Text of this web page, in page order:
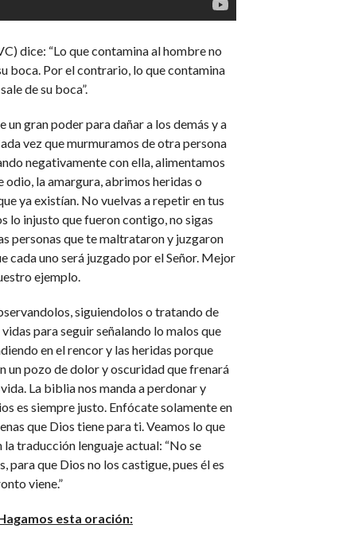
dice: “Lo que contamina al hombre no
boca. Por el contrario, lo que contamina
de su boca”.
un gran poder para dañar a los demás y a
vez que murmuramos de otra persona
negativamente con ella, alimentamos
odio, la amargura, abrimos heridas o
ya existían. No vuelvas a repetir en tus
lo injusto que fueron contigo, no sigas
personas que te maltrataron y juzgaron
cada uno será juzgado por el Señor. Mejor
ejemplo.
siguiendolos o tratando de
para seguir señalando lo malos que
en el rencor y las heridas porque
un pozo de dolor y oscuridad que frenará
La biblia nos manda a perdonar y
es siempre justo. Enfócate solamente en
que Dios tiene para ti. Veamos lo que
la traducción lenguaje actual: “No se
para que Dios no los castigue, pues él es
viene.”
esta oración: